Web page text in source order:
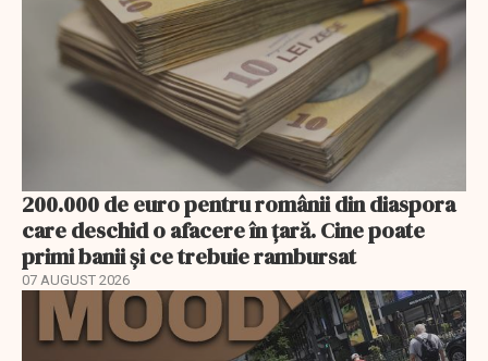
200.000 de euro pentru românii din diaspora
care deschid o afacere în țară. Cine poate
primi banii și ce trebuie rambursat
07 AUGUST 2026